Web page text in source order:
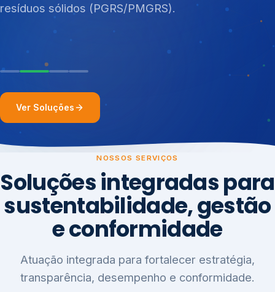
resíduos sólidos (PGRS/PMGRS).
Ver Soluções
NOSSOS SERVIÇOS
Soluções integradas para
sustentabilidade, gestão
e conformidade
Atuação integrada para fortalecer estratégia,
transparência, desempenho e conformidade.